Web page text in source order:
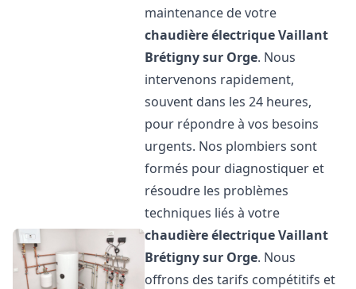
maintenance de votre
chaudière électrique Vaillant
Brétigny sur Orge. Nous
intervenons rapidement,
souvent dans les 24 heures,
pour répondre à vos besoins
urgents. Nos plombiers sont
formés pour diagnostiquer et
résoudre les problèmes
techniques liés à votre
chaudière électrique Vaillant
Brétigny sur Orge. Nous
offrons des tarifs compétitifs et